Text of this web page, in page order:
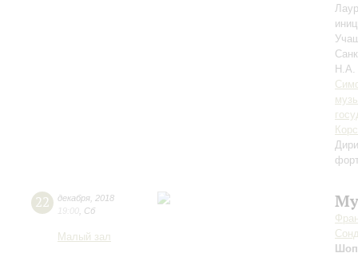
Н.А.
22 декабря 2018
19:00 Сб
Малый зал